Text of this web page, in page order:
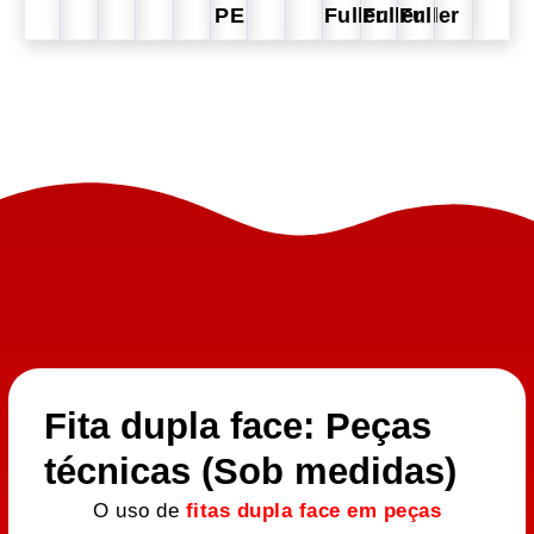
PE
FullerFullerFuller
Fita dupla face: Peças
técnicas (Sob medidas)
O uso de fitas dupla face em peças